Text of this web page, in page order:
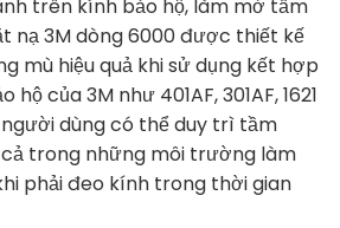
trên kính bảo hộ, làm mờ tầm
nạ 3M dòng 6000 được thiết kế
mù hiệu quả khi sử dụng kết hợp
của 3M như 401AF, 301AF, 1621
người dùng có thể duy trì tầm
trong những môi trường làm
phải đeo kính trong thời gian